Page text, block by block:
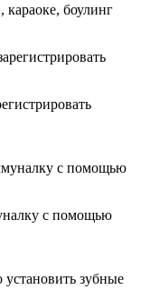
боулинг
с помощью